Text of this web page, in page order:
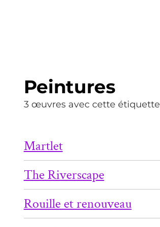
Peintures
3 œuvres avec cette étiquette
Martlet
The Riverscape
Rouille et renouveau